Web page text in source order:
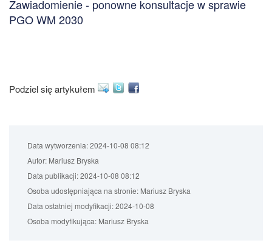
Zawiadomienie - ponowne konsultacje w sprawie
PGO WM 2030
Podziel się artykułem
Data wytworzenia:2024-10-08 08:12
Autor: Mariusz Bryska
Data publikacji:2024-10-08 08:12
Osoba udostępniająca na stronie: Mariusz Bryska
Data ostatniej modyfikacji:2024-10-08
Osoba modyfikująca: Mariusz Bryska